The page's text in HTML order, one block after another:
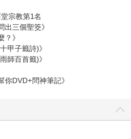
宗教第1名
出三個聖筊》
？》
甲子籤詩)》
師百首籤)》
你DVD+問神筆記》